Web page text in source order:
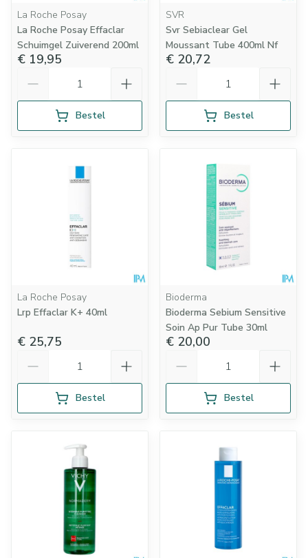
La Roche Posay
La Roche Posay Effaclar
Schuimgel Zuiverend 200ml
€ 19,95
Bestel
SVR
Svr Sebiaclear Gel
Moussant Tube 400ml Nf
€ 20,72
Bestel
La Roche Posay
Lrp Effaclar K+ 40ml
€ 25,75
Bestel
Bioderma
Bioderma Sebium Sensitive
Soin Ap Pur Tube 30ml
€ 20,00
Bestel